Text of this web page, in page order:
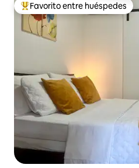
De los mejores en Favorito
Favorito entre huéspedes